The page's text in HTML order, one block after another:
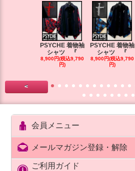
PSYCHE 着物袖
シャツ 『
8,900円(税込9,790
円)
PSYCHE 着物袖
シャツ 『
8,900円(税込9,790
円)
<
会員メニュー
メールマガジン登録・解除
ご利用ガイド